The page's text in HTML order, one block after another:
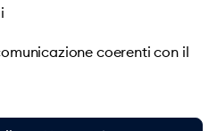
coerenti con il